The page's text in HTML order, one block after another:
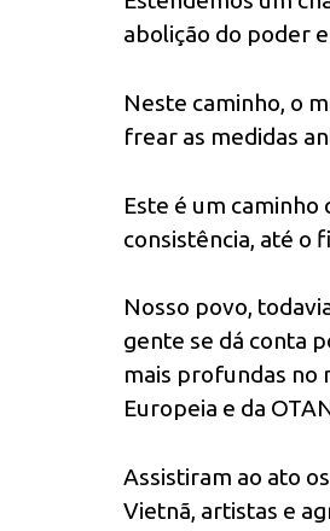
abolição do poder
Neste caminho, o
frear as medidas
Este é um caminho
consistência, até o
Nosso povo,
gente se dá conta
mais profundas no
Europeia e da
Assistiram ao ato
Vietnã, artistas e